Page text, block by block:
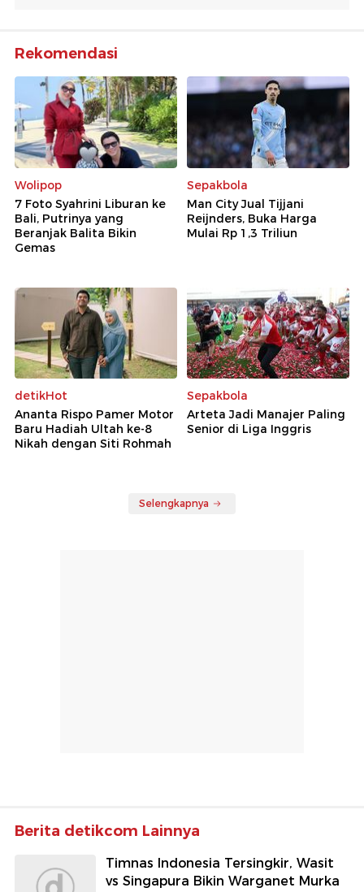
Rekomendasi
Wolipop
7 Foto Syahrini Liburan ke
Bali, Putrinya yang
Beranjak Balita Bikin
Gemas
Sepakbola
Man City Jual Tijjani
Reijnders, Buka Harga
Mulai Rp 1,3 Triliun
detikHot
Ananta Rispo Pamer Motor
Baru Hadiah Ultah ke-8
Nikah dengan Siti Rohmah
Sepakbola
Arteta Jadi Manajer Paling
Senior di Liga Inggris
Selengkapnya
Berita detikcom Lainnya
Timnas Indonesia Tersingkir, Wasit
vs Singapura Bikin Warganet Murka